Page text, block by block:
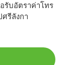
รับอัตราค่าโทร
รีลังกา